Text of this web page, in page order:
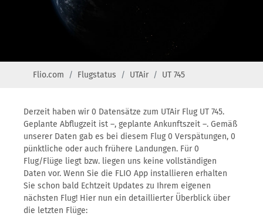
Flio.com Flugstatus UTAir UT 745
Derzeit haben wir 0 Datensätze zum UTAir Flug UT 745.
Geplante Abflugzeit ist –, geplante Ankunftszeit –. Gemäß
unserer Daten gab es bei diesem Flug 0 Verspätungen, 0
pünktliche oder auch frühere Landungen. Für 0
Flug/Flüge liegt bzw. liegen uns keine vollständigen
Daten vor. Wenn Sie die FLIO App installieren erhalten
Sie schon bald Echtzeit Updates zu Ihrem eigenen
nächsten Flug! Hier nun ein detaillierter Überblick über
die letzten Flüge: